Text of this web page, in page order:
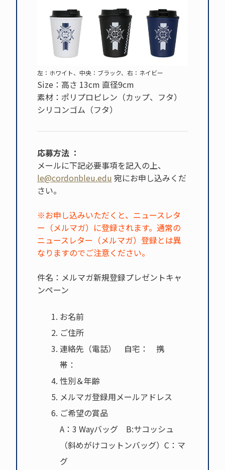
左：ホワイト、中央：ブラック、右：ネイビー
Size：高さ 13cm 直径9cm
素材：ポリプロピレン（カップ、フタ）
シリコンゴム（フタ）
応募方法 ：
メールに下記必要事項を記入の上、
le@cordonbleu.edu 宛にお申し込みくだ
さい。
※お申し込みいただくと、ニュースレタ
ー（メルマガ）に登録されます。通常の
ニュースレター（メルマガ）登録とは異
なりますのでご注意ください。
件名：メルマガ新規登録プレゼントキャ
ンペーン
お名前
ご住所
連絡先（電話） 自宅： 携
帯：
性別＆年齢
メルマガ登録用メールアドレス
ご希望の賞品
A：3 Wayバッグ B:サコッシュ
（斜めがけコットンバッグ）C：マ
グ